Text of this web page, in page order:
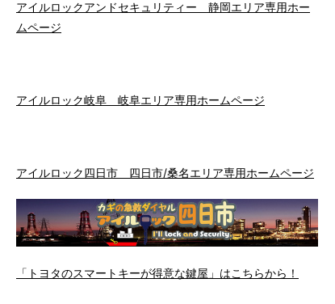
アイルロックアンドセキュリティー 静岡エリア専用ホー
ムページ
アイルロック岐阜 岐阜エリア専用ホームページ
アイルロック四日市 四日市/桑名エリア専用ホームページ
「トヨタのスマートキーが得意な鍵屋」はこちらから！